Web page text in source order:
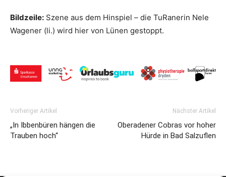
Bildzeile: Szene aus dem Hinspiel – die TuRanerin Nele
Wagener (li.) wird hier von Lünen gestoppt.
Vorheriger Artikel
„In Ibbenbüren hängen die
Trauben hoch“
Nächster Artikel
Oberadener Cobras vor hoher
Hürde in Bad Salzuflen